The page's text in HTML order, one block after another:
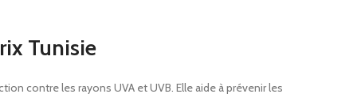
Tunisie
contre les rayons UVA et UVB. Elle aide à prévenir les